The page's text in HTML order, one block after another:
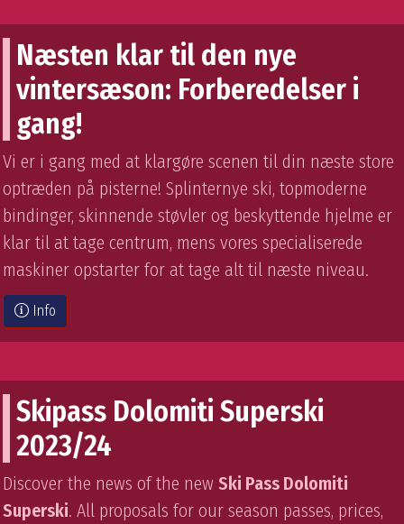
Næsten klar til den nye
vintersæson: Forberedelser i
gang!
Vi er i gang med at klargøre scenen til din næste store
optræden på pisterne! Splinternye ski, topmoderne
bindinger, skinnende støvler og beskyttende hjelme er
klar til at tage centrum, mens vores specialiserede
maskiner opstarter for at tage alt til næste niveau.
Info
Skipass Dolomiti Superski
2023/24
Discover the news of the new Ski Pass Dolomiti
Superski. All proposals for our season passes, prices,